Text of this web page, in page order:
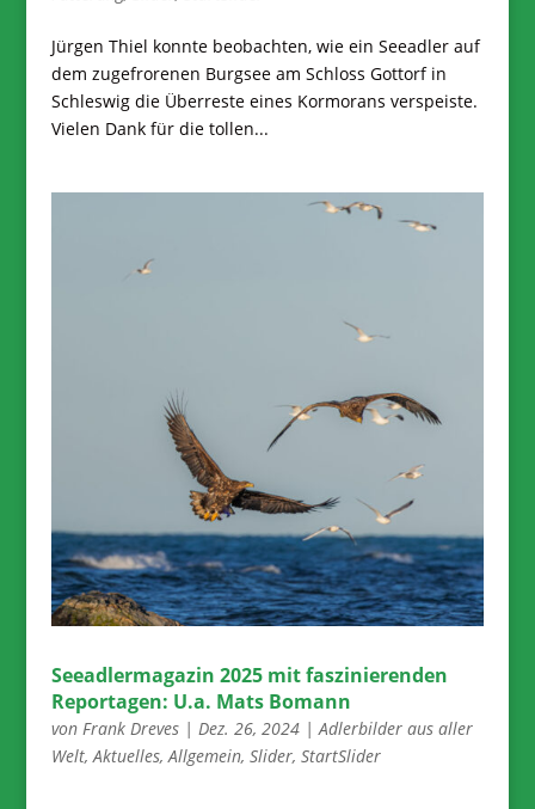
Jürgen Thiel konnte beobachten, wie ein Seeadler auf
dem zugefrorenen Burgsee am Schloss Gottorf in
Schleswig die Überreste eines Kormorans verspeiste.
Vielen Dank für die tollen...
Seeadlermagazin 2025 mit faszinierenden
Reportagen: U.a. Mats Bomann
von Frank Dreves| Dez. 26, 2024|Adlerbilder aus aller
Welt,Aktuelles,Allgemein, Slider, StartSlider